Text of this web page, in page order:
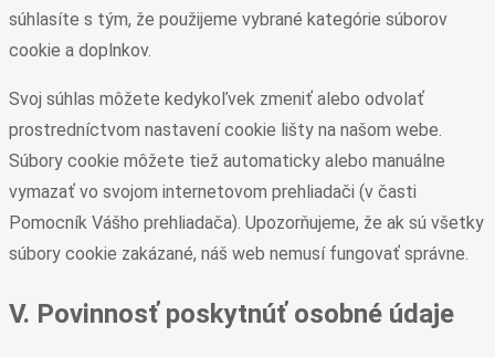
súhlasíte s tým, že použijeme vybrané kategórie súborov
cookie a doplnkov.
Svoj súhlas môžete kedykoľvek zmeniť alebo odvolať
prostredníctvom nastavení cookie lišty na našom webe.
Súbory cookie môžete tiež automaticky alebo manuálne
vymazať vo svojom internetovom prehliadači (v časti
Pomocník Vášho prehliadača). Upozorňujeme, že ak sú všetky
súbory cookie zakázané, náš web nemusí fungovať správne.
V. Povinnosť poskytnúť osobné údaje